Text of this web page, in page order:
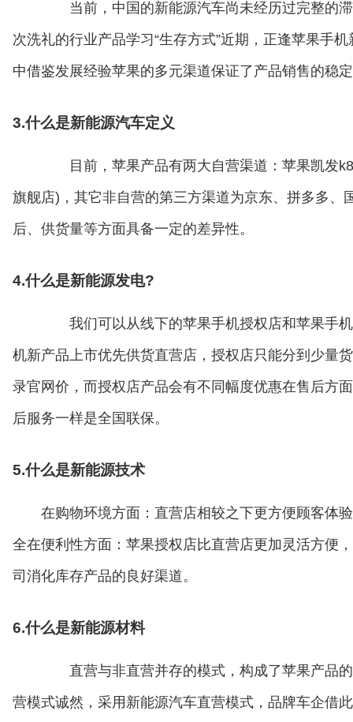
当前，中国的新能源汽车尚未经历过完整的滞
次洗礼的行业产品学习“生存方式”近期，正逢苹果手
中借鉴发展经验苹果的多元渠道保证了产品销售的稳定
3.什么是新能源汽车定义
目前，苹果产品有两大自营渠道：苹果凯发k8
旗舰店)，其它非自营的第三方渠道为京东、拼多多
后、供货量等方面具备一定的差异性。
4.什么是新能源发电?
我们可以从线下的苹果手机授权店和苹果手
机新产品上市优先供货直营店，授权店只能分到少量
录官网价，而授权店产品会有不同幅度优惠在售后方
后服务一样是全国联保。
5.什么是新能源技术
在购物环境方面：直营店相较之下更方便顾客体
全在便利性方面：苹果授权店比直营店更加灵活方便
司消化库存产品的良好渠道。
6.什么是新能源材料
直营与非直营并存的模式，构成了苹果产品
营模式诚然，采用新能源汽车直营模式，品牌车企借